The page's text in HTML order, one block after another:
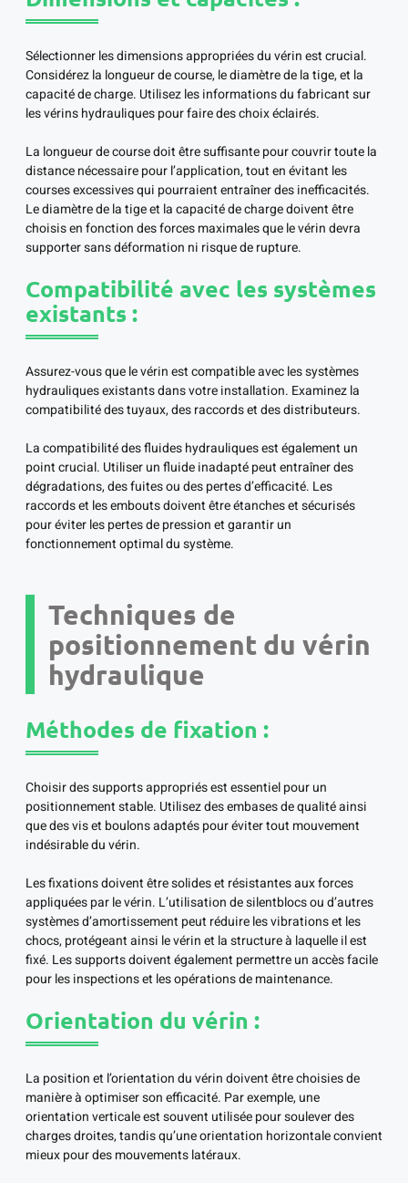
Sélectionner les dimensions appropriées du vérin est crucial.
Considérez la longueur de course, le diamètre de la tige, et la
capacité de charge. Utilisez les informations du fabricant sur
les vérins hydrauliques pour faire des choix éclairés.
La longueur de course doit être suffisante pour couvrir toute la
distance nécessaire pour l’application, tout en évitant les
courses excessives qui pourraient entraîner des inefficacités.
Le diamètre de la tige et la capacité de charge doivent être
choisis en fonction des forces maximales que le vérin devra
supporter sans déformation ni risque de rupture.
Compatibilité avec les systèmes
existants :
Assurez-vous que le vérin est compatible avec les systèmes
hydrauliques existants dans votre installation. Examinez la
compatibilité des tuyaux, des raccords et des distributeurs.
La compatibilité des fluides hydrauliques est également un
point crucial. Utiliser un fluide inadapté peut entraîner des
dégradations, des fuites ou des pertes d’efficacité. Les
raccords et les embouts doivent être étanches et sécurisés
pour éviter les pertes de pression et garantir un
fonctionnement optimal du système.
Techniques de
positionnement du vérin
hydraulique
Méthodes de fixation :
Choisir des supports appropriés est essentiel pour un
positionnement stable. Utilisez des embases de qualité ainsi
que des vis et boulons adaptés pour éviter tout mouvement
indésirable du vérin.
Les fixations doivent être solides et résistantes aux forces
appliquées par le vérin. L’utilisation de silentblocs ou d’autres
systèmes d’amortissement peut réduire les vibrations et les
chocs, protégeant ainsi le vérin et la structure à laquelle il est
fixé. Les supports doivent également permettre un accès facile
pour les inspections et les opérations de maintenance.
Orientation du vérin :
La position et l’orientation du vérin doivent être choisies de
manière à optimiser son efficacité. Par exemple, une
orientation verticale est souvent utilisée pour soulever des
charges droites, tandis qu’une orientation horizontale convient
mieux pour des mouvements latéraux.